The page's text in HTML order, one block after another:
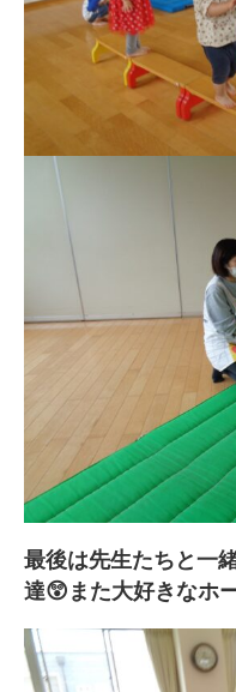
最後は先生たちと一
達😲また大好きなホ